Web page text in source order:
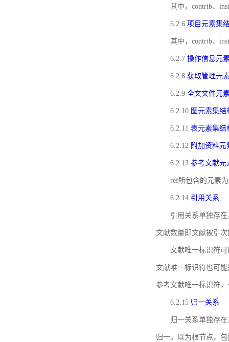
其中，contrib、
6.2.6 项目元素集
其中，contrib、
6.2.7 操作信息元
6.2.8 获取管理元
6.2.9 全文文件元
6.2.10 图元素集结
6.2.11 表元素集结
6.2.12 附加资料元
6.2.13 参考文献元
ref所包含的元素
6.2.14 引用关系
引用关系单独存
文献数量即文献被引
文献唯一标识符
文献唯一标识符也可
参考文献唯一标识符
6.2.15 归一关系
归一关系单独存
归一。以为根节点，